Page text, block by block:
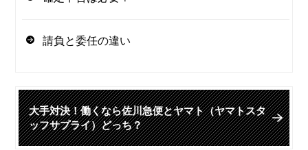
請負と委任の違い
大手対決！働くなら佐川急便とヤマト（ヤマトスタ
ッフサプライ）どっち？